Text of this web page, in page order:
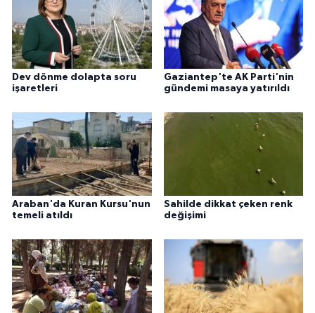
Dev dönme dolapta soru
işaretleri
Gaziantep'te AK Parti'nin
gündemi masaya yatırıldı
Araban'da Kuran Kursu'nun
temeli atıldı
Sahilde dikkat çeken renk
değişimi